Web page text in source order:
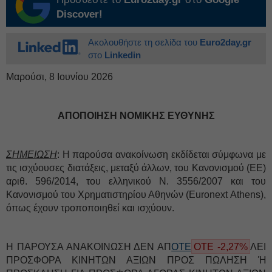
Discover!
Ακολουθήστε τη σελίδα του Euro2day.gr
στο Linkedin
Μαρούσι, 8 Ιουνίου 2026
ΑΠΟΠΟΙΗΣΗ ΝΟΜΙΚΗΣ ΕΥΘΥΝΗΣ
ΣΗΜΕΙΩΣΗ: Η παρούσα ανακοίνωση εκδίδεται σύμφωνα με
τις ισχύουσες διατάξεις, μεταξύ άλλων, του Κανονισμού (ΕΕ)
αριθ. 596/2014, του ελληνικού Ν. 3556/2007 και του
Κανονισμού του Χρηματιστηρίου Αθηνών (Euronext Athens),
όπως έχουν τροποποιηθεί και ισχύουν.
Η ΠΑΡΟΥΣΑ ΑΝΑΚΟΙΝΩΣΗ ΔΕΝ ΑΠ ΟΤΕ ΟΤΕ -2,27% ΛΕΙ
ΠΡΟΣΦΟΡΑ ΚΙΝΗΤΩΝ ΑΞΙΩΝ ΠΡΟΣ ΠΩΛΗΣΗ Ή